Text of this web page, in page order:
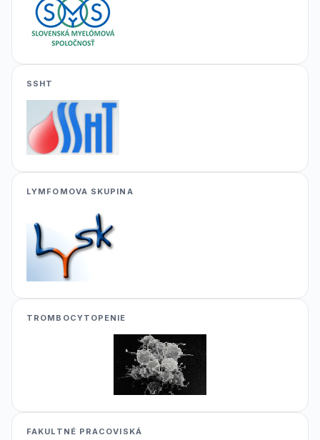
SSHT
LYMFOMOVA SKUPINA
TROMBOCYTOPENIE
FAKULTNÉ PRACOVISKÁ